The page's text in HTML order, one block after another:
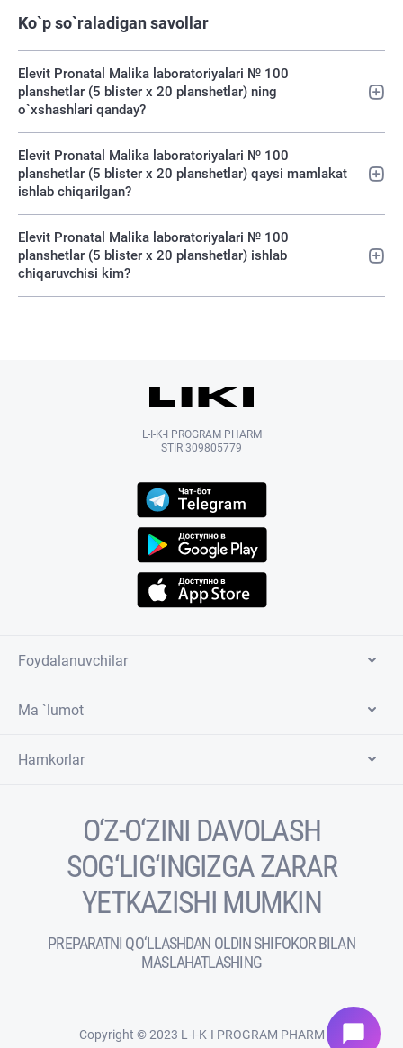
Ko`p so`raladigan savollar
Elevit Pronatal Malika laboratoriyalari № 100
planshetlar (5 blister х 20 planshetlar) ning
o`xshashlari qanday?
Elevit Pronatal Malika laboratoriyalari № 100
planshetlar (5 blister х 20 planshetlar) qaysi mamlakat
ishlab chiqarilgan?
Elevit Pronatal Malika laboratoriyalari № 100
planshetlar (5 blister х 20 planshetlar) ishlab
chiqaruvchisi kim?
L-I-K-I PROGRAM PHARM
STIR 309805779
Foydalanuvchilar
Ma `lumot
Hamkorlar
O‘Z-O‘ZINI DAVOLASH
SOG‘LIG‘INGIZGA ZARAR
YETKAZISHI MUMKIN
PREPARATNI QO‘LLASHDAN OLDIN SHIFOKOR BILAN
MASLAHATLASHING
Copyright © 2023 L-I-K-I PROGRAM PHARM chat_bubble